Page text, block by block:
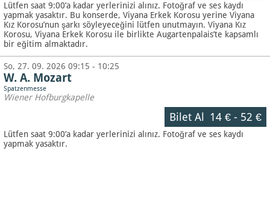
Lütfen saat 9:00’a kadar yerlerinizi alınız. Fotoğraf ve ses kaydı
yapmak yasaktır. Bu konserde, Viyana Erkek Korosu yerine Viyana
Kız Korosu’nun şarkı söyleyeceğini lütfen unutmayın. Viyana Kız
Korosu, Viyana Erkek Korosu ile birlikte Augartenpalais’te kapsamlı
bir eğitim almaktadır.
So, 27. 09. 2026 09:15 - 10:25
W. A. Mozart
Spatzenmesse
Wiener Hofburgkapelle
Bilet Al 14 €- 52 €
Lütfen saat 9:00’a kadar yerlerinizi alınız. Fotoğraf ve ses kaydı
yapmak yasaktır.